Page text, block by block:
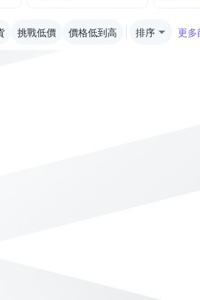
挑戰低價 價格低到高 排序 更多